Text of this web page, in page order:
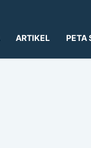
ARTIKEL PETA